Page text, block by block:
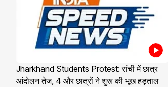
Jharkhand Students Protest: रांची में छात्र
आंदोलन तेज, 4 और छात्रों ने शुरू की भूख हड़ताल